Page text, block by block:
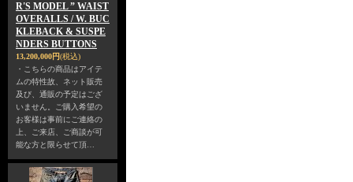
R'S MODEL ” WAIST
OVERALLS / W. BUC
KLEBACK & SUSPE
NDERS BUTTONS
13,200,000円(税込)
・こちらの商品はアイテ
ムの特性故、ネット販売
及び、通販の予定はござ
いません。ご購入希望の
お客様は事前にご連絡の
上、ご来店、ご商談が可
能な方と限らせて頂…